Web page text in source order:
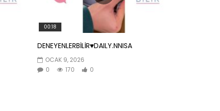
00:18
DENEYENLERBİLİR♥️DAILY.NNISA
OCAK 9, 2026
0
170 0